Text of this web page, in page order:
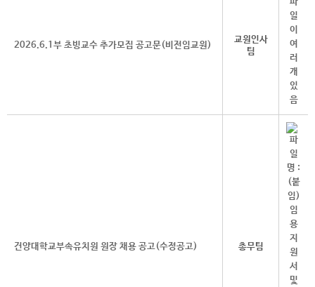
2026.6.1부 초빙교수 추가모집 공고문(비전임교원)
교원인사
팀
건양대학교부속유치원 원장 채용 공고(수정공고) 총무팀